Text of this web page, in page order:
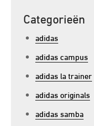
Categorieën
adidas
adidas campus
adidas la trainer
adidas originals
adidas samba